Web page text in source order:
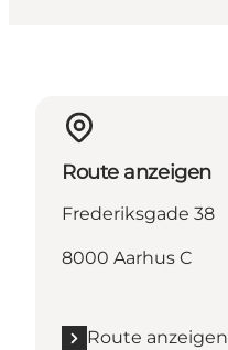
Route anzeigen
Frederiksgade 38
8000 Aarhus C
Route anzeigen